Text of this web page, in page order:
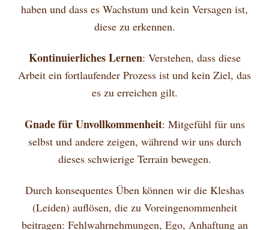
haben und dass es Wachstum und kein Versagen ist,
diese zu erkennen.
Kontinuierliches Lernen: Verstehen, dass diese
Arbeit ein fortlaufender Prozess ist und kein Ziel, das
es zu erreichen gilt.
Gnade für Unvollkommenheit: Mitgefühl für uns
selbst und andere zeigen, während wir uns durch
dieses schwierige Terrain bewegen.
Durch konsequentes Üben können wir die Kleshas
(Leiden) auflösen, die zu Voreingenommenheit
beitragen: Fehlwahrnehmungen, Ego, Anhaftung an